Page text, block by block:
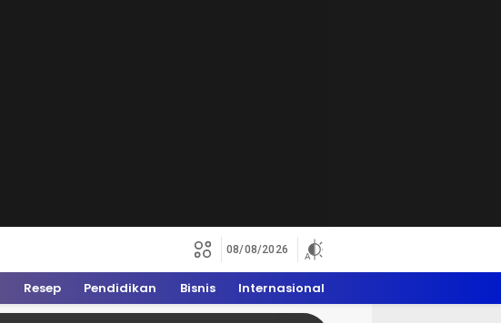
08/08/2026
Resep Pendidikan Bisnis Internasional